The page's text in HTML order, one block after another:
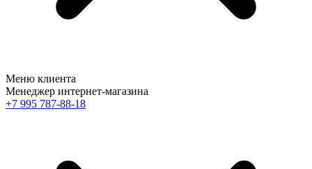
Меню клиента
Менеджер интернет-магазина
+7 995 787-88-18